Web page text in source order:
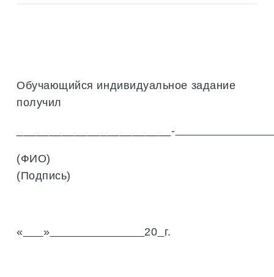
Обучающийся индивидуальное задание
получил
________________________-
(Подпись)
« » 20 г.